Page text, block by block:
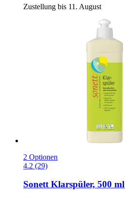
Zustellung bis 11. August
2 Optionen
4.2 (29)
SonettKlarspüler, 500 ml